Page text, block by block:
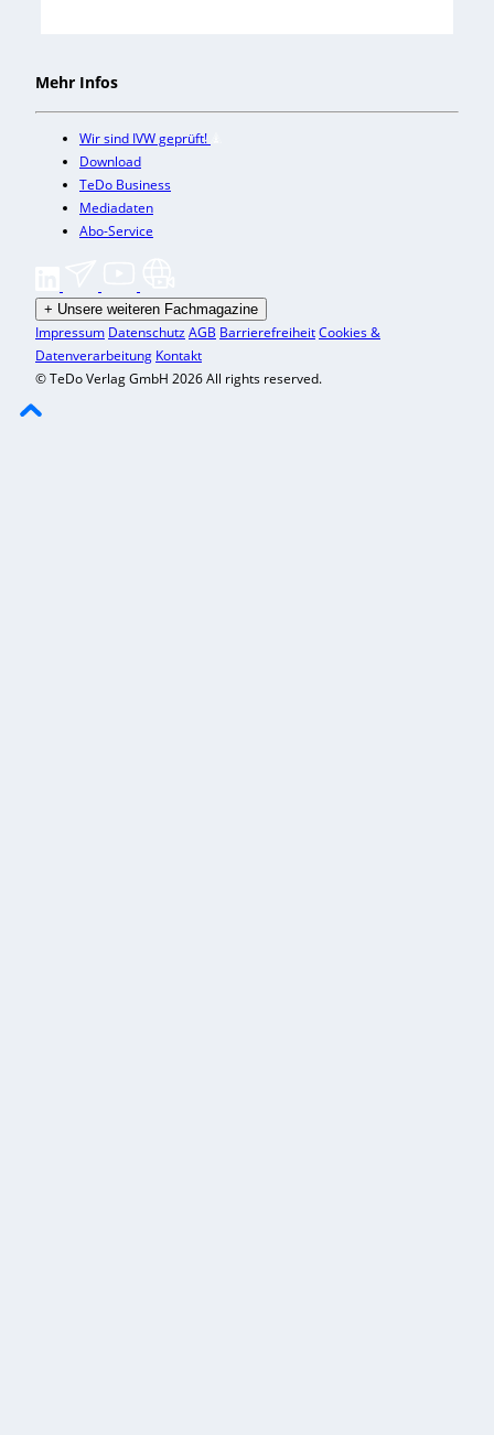
Mehr Infos
Wir sind IVW geprüft!
Download
TeDo Business
Mediadaten
Abo-Service
+ Unsere weiteren Fachmagazine
Impressum DatenschutzAGB BarrierefreiheitCookies &
Datenverarbeitung Kontakt
© TeDo Verlag GmbH 2026 All rights reserved.